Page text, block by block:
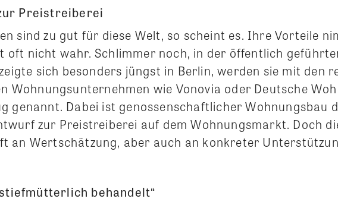
Preistreiberei
sind zu gut für diese Welt, so scheint es. Ihre Vorteile
oft nicht wahr. Schlimmer noch, in der öffentlich
sich besonders jüngst in Berlin, werden sie mit den
Wohnungsunternehmen wie Vonovia oder Deutsche
genannt. Dabei ist genossenschaftlicher Wohnungsbau
zur Preistreiberei auf dem Wohnungsmarkt. Doch
an Wertschätzung, aber auch an konkreter
behandelt“